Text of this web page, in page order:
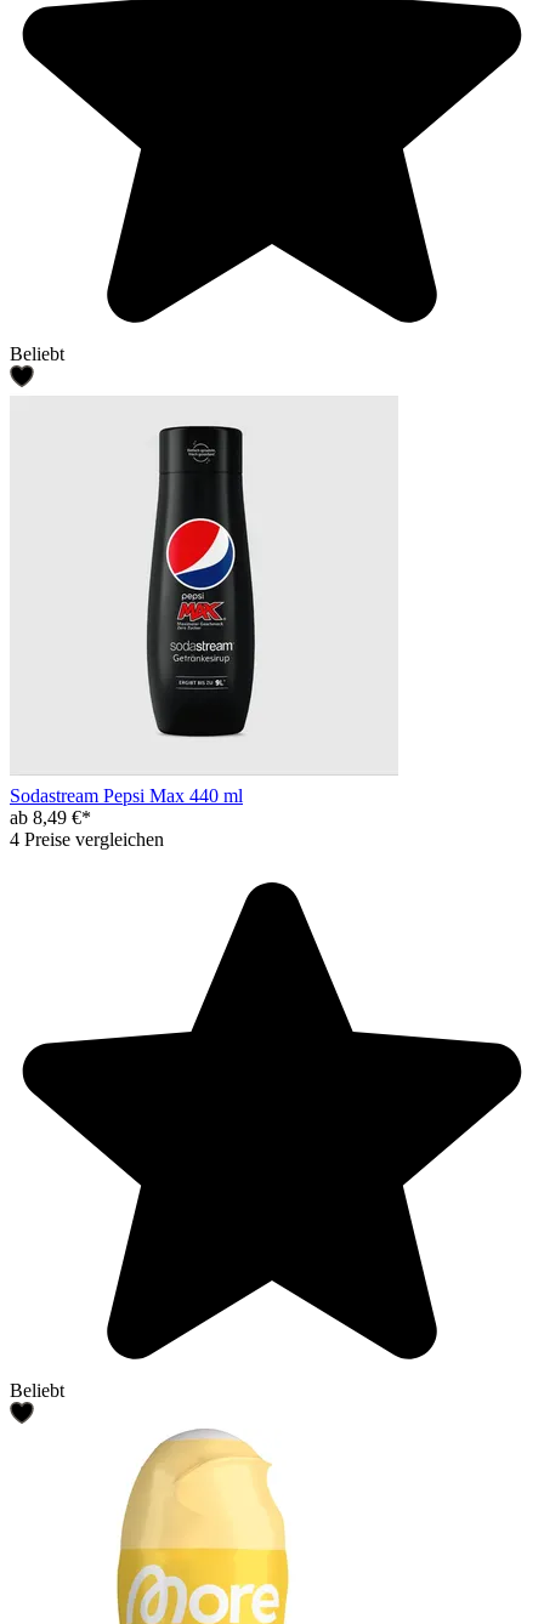
Beliebt
Sodastream Pepsi Max 440 ml
ab 8,49 €*
4 Preise vergleichen
Beliebt